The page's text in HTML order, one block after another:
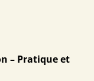
– Pratique et